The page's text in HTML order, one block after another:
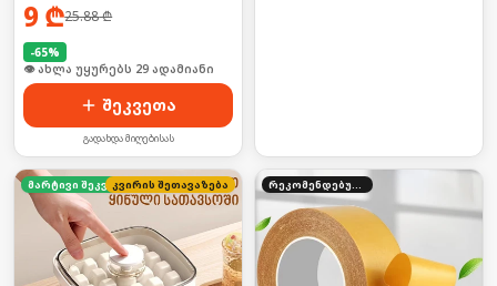
9 ₾25.88₾
-65%
🛒 ბოლო 24სთ-ში იყიდა 38-მა
შეკვეთა
გადახდა მიღებისას
მარტივი შეკვეთა
კვირის შეთავაზება